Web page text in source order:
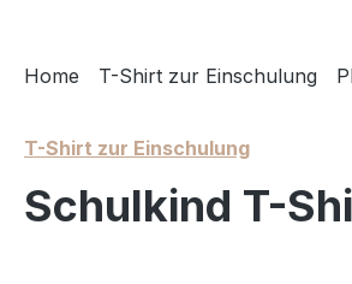
Home T-Shirt zur Einschulung
T-Shirt zur Einschulung
Schulkind T-